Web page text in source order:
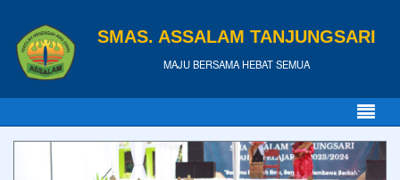
SMAS. ASSALAM TANJUNGSARI
MAJU BERSAMA HEBAT SEMUA